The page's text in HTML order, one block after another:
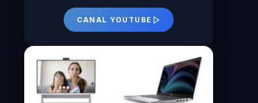
CANAL YOUTUBE